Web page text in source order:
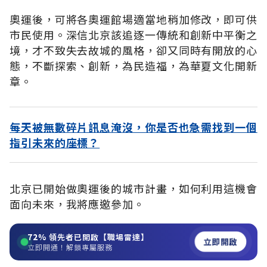
奧運後，可將各奧運館場適當地稍加修改，即可供
市民使用。深信北京該追逐一傳統和創新中平衡之
境，才不致失去故城的風格，卻又同時有開放的心
態，不斷探索、創新，為民造福，為華夏文化開新
章。
每天被無數碎片訊息淹沒，你是否也急需找到一個
指引未來的座標？
北京已開始做奧運後的城市計畫，如何利用這機會
面向未來，我將應邀參加。
72% 領先者已開啟【職場雷達】
立即開通！解鎖專屬服務 立即開啟